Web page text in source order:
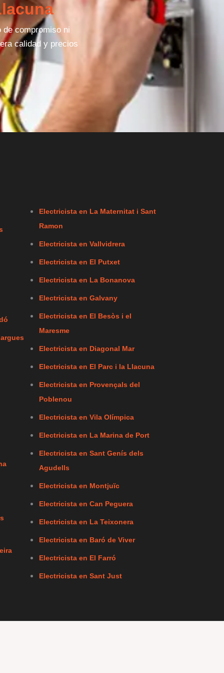
compromiso ni
calidad y precios
Electricista en La Maternitat i Sant
Ramon
Electricista en Vallvidrera
Electricista en El Putxet
Electricista en La Bonanova
Electricista en Galvany
Electricista en El Besòs i el
Maresme
Electricista en Diagonal Mar
Electricista en El Parc i la Llacuna
Electricista en Provençals del
Poblenou
Electricista en Vila Olímpica
Electricista en La Marina de Port
Electricista en Sant Genís dels
Agudells
Electricista en Montjuïc
Electricista en Can Peguera
Electricista en La Teixonera
Electricista en Baró de Viver
Electricista en El Farró
Electricista en Sant Just